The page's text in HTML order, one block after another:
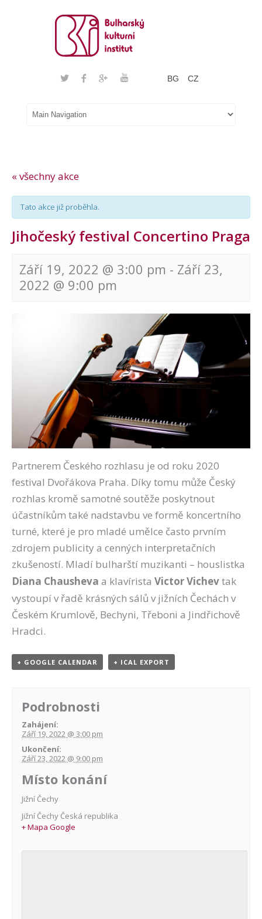
BG CZ
« všechny akce
Tato akce již proběhla.
Jihočeský festival Concertino Praga
Září 19, 2022 @ 3:00 pm - Září 23,
2022 @ 9:00 pm
Partnerem Českého rozhlasu je od roku 2020
festival Dvořákova Praha. Díky tomu může Český
rozhlas kromě samotné soutěže poskytnout
účastníkům také nadstavbu ve formě koncertního
turné, které je pro mladé umělce často prvním
zdrojem publicity a cenných interpretačních
zkušeností. Mladí bulharští muzikanti – houslistka
Diana Chausheva a klavírista Victor Vichevtak
vystoupí v řadě krásných sálů v jižních Čechách v
Českém Krumlově, Bechyni, Třeboni a Jindřichově
Hradci.
+ GOOGLE CALENDAR + ICAL EXPORT
Podrobnosti
Zahájení:
Září 19, 2022 @ 3:00 pm
Ukončení:
Září 23, 2022 @ 9:00 pm
Místo konání
Jižní Čechy
Jižní Čechy Česká republika
+ Mapa Google